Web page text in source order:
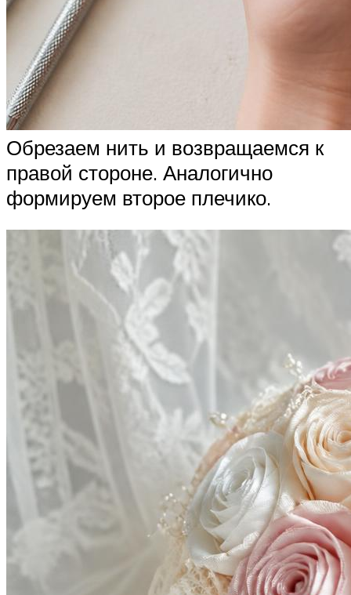
Обрезаем нить и возвращаемся к
правой стороне. Аналогично
формируем второе плечико.